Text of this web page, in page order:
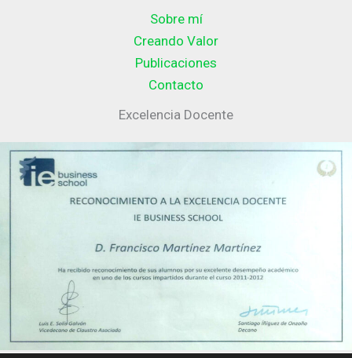
Sobre mí
Creando Valor
Publicaciones
Contacto
Excelencia Docente